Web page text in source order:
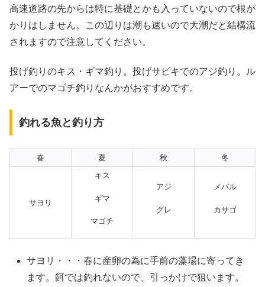
高速道路の先からは特に基礎とかも入っていないので根が
かりはしません。この辺りは潮も速いので大潮だと結構流
されますので注意してください。
投げ釣りのキス・ギマ釣り。投げサビキでのアジ釣り。ル
アーでのマゴチ釣りなんかがおすすめです。
釣れる魚と釣り方
春 夏 秋 冬
サヨリ
キス
ギマ
マゴチ
アジ
グレ
メバル
カサゴ
サヨリ・・・春に産卵の為に手前の藻場に寄ってき
ます。餌では釣れないので、引っかけで狙います。